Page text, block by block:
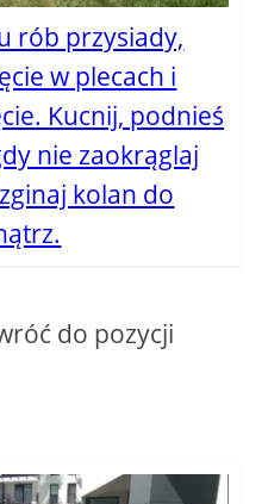
rób przysiady,
w plecach i
Kucnij, podnieś
nie zaokrąglaj
kolan do
do pozycji